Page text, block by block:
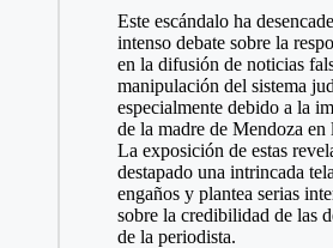
Este escándalo ha
intenso debate sobre la
en la difusión de noticias
manipulación del sistema
especialmente debido a la
de la madre de Mendoza en
La exposición de estas
destapado una intrincada
engaños y plantea serias
sobre la credibilidad de las
de la periodista.